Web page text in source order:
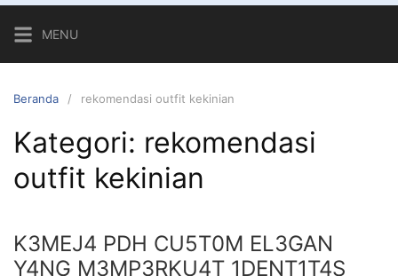
MENU
Beranda rekomendasi outfit kekinian
Kategori: rekomendasi
outfit kekinian
K3MEJ4 PDH CU5T0M EL3GAN
Y4NG M3MP3RKU4T 1DENT1T4S